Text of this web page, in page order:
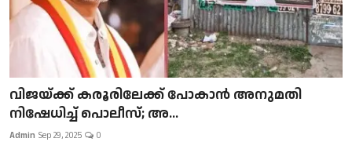
വിജയ്ക്ക് കരൂരിലേക്ക് പോകാൻ അനുമതി
നിഷേധിച്ച് പൊലീസ്; അ...
Admin Sep 29, 2025 0